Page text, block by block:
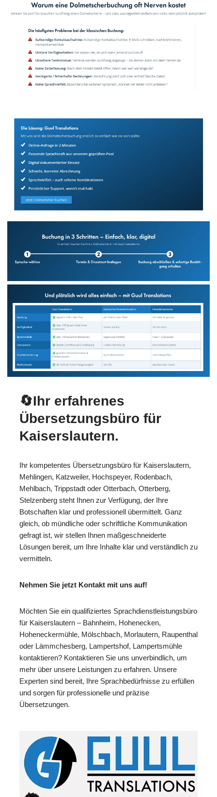
🔄Ihr erfahrenes
Übersetzungsbüro für
Kaiserslautern.
Ihr kompetentes Übersetzungsbüro für Kaiserslautern,
Mehlingen, Katzweiler, Hochspeyer, Rodenbach,
Mehlbach, Trippstadt oder Otterbach, Otterberg,
Stelzenberg steht Ihnen zur Verfügung, der Ihre
Botschaften klar und professionell übermittelt. Ganz
gleich, ob mündliche oder schriftliche Kommunikation
gefragt ist, wir stellen Ihnen maßgeschneiderte
Lösungen bereit, um Ihre Inhalte klar und verständlich zu
vermitteln.
Nehmen Sie jetzt Kontakt mit uns auf!
Möchten Sie ein qualifiziertes Sprachdienstleistungsbüro
für Kaiserslautern – Bahnheim, Hohenecken,
Hoheneckermühle, Mölschbach, Morlautern, Raupenthal
oder Lämmchesberg, Lampertshof, Lampertsmühle
kontaktieren? Kontaktieren Sie uns unverbindlich, um
mehr über unsere Leistungen zu erfahren. Unsere
Experten sind bereit, Ihre Sprachbedürfnisse zu erfüllen
und sorgen für professionelle und präzise
Übersetzungen.